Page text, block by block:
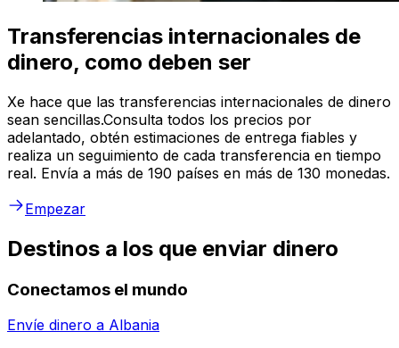
Transferencias internacionales de
dinero, como deben ser
Xe hace que las transferencias internacionales de dinero
sean sencillas.Consulta todos los precios por
adelantado, obtén estimaciones de entrega fiables y
realiza un seguimiento de cada transferencia en tiempo
real. Envía a más de 190 países en más de 130 monedas.
Empezar
Destinos a los que enviar dinero
Conectamos el mundo
Envíe dinero a Albania